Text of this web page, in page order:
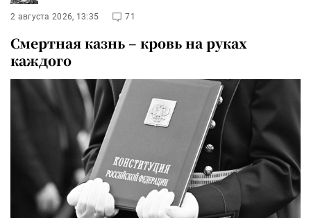
2 августа 2026, 13:35 71
Смертная казнь – кровь на руках
каждого